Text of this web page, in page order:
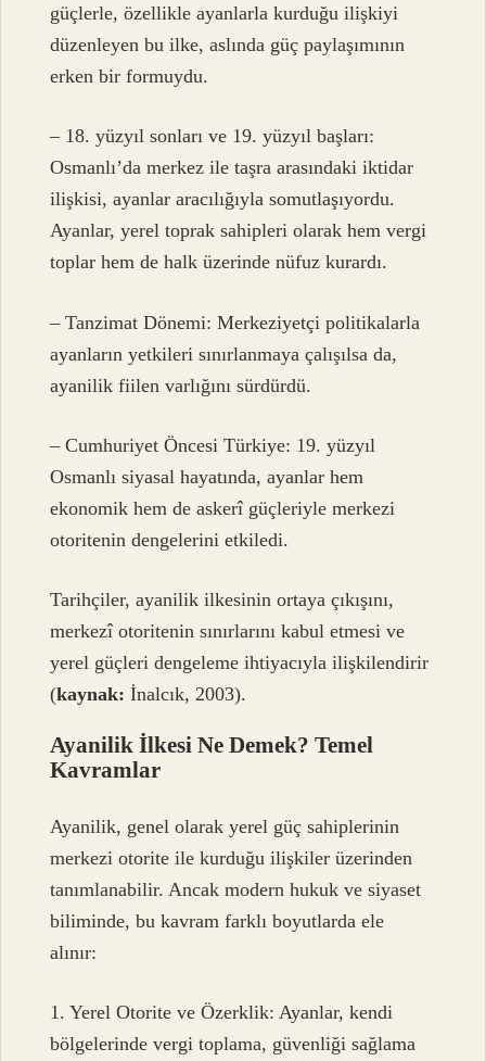
güçlerle, özellikle ayanlarla kurduğu ilişkiyi
düzenleyen bu ilke, aslında güç paylaşımının
erken bir formuydu.
– 18. yüzyıl sonları ve 19. yüzyıl başları:
Osmanlı’da merkez ile taşra arasındaki iktidar
ilişkisi, ayanlar aracılığıyla somutlaşıyordu.
Ayanlar, yerel toprak sahipleri olarak hem vergi
toplar hem de halk üzerinde nüfuz kurardı.
– Tanzimat Dönemi: Merkeziyetçi politikalarla
ayanların yetkileri sınırlanmaya çalışılsa da,
ayanilik fiilen varlığını sürdürdü.
– Cumhuriyet Öncesi Türkiye: 19. yüzyıl
Osmanlı siyasal hayatında, ayanlar hem
ekonomik hem de askerî güçleriyle merkezi
otoritenin dengelerini etkiledi.
Tarihçiler, ayanilik ilkesinin ortaya çıkışını,
merkezî otoritenin sınırlarını kabul etmesi ve
yerel güçleri dengeleme ihtiyacıyla ilişkilendirir
(kaynak: İnalcık, 2003).
Ayanilik İlkesi Ne Demek? Temel
Kavramlar
Ayanilik, genel olarak yerel güç sahiplerinin
merkezi otorite ile kurduğu ilişkiler üzerinden
tanımlanabilir. Ancak modern hukuk ve siyaset
biliminde, bu kavram farklı boyutlarda ele
alınır:
1. Yerel Otorite ve Özerklik: Ayanlar, kendi
bölgelerinde vergi toplama, güvenliği sağlama